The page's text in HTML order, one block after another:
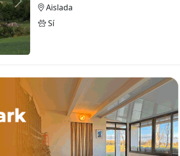
SiguienteAislada
Sí